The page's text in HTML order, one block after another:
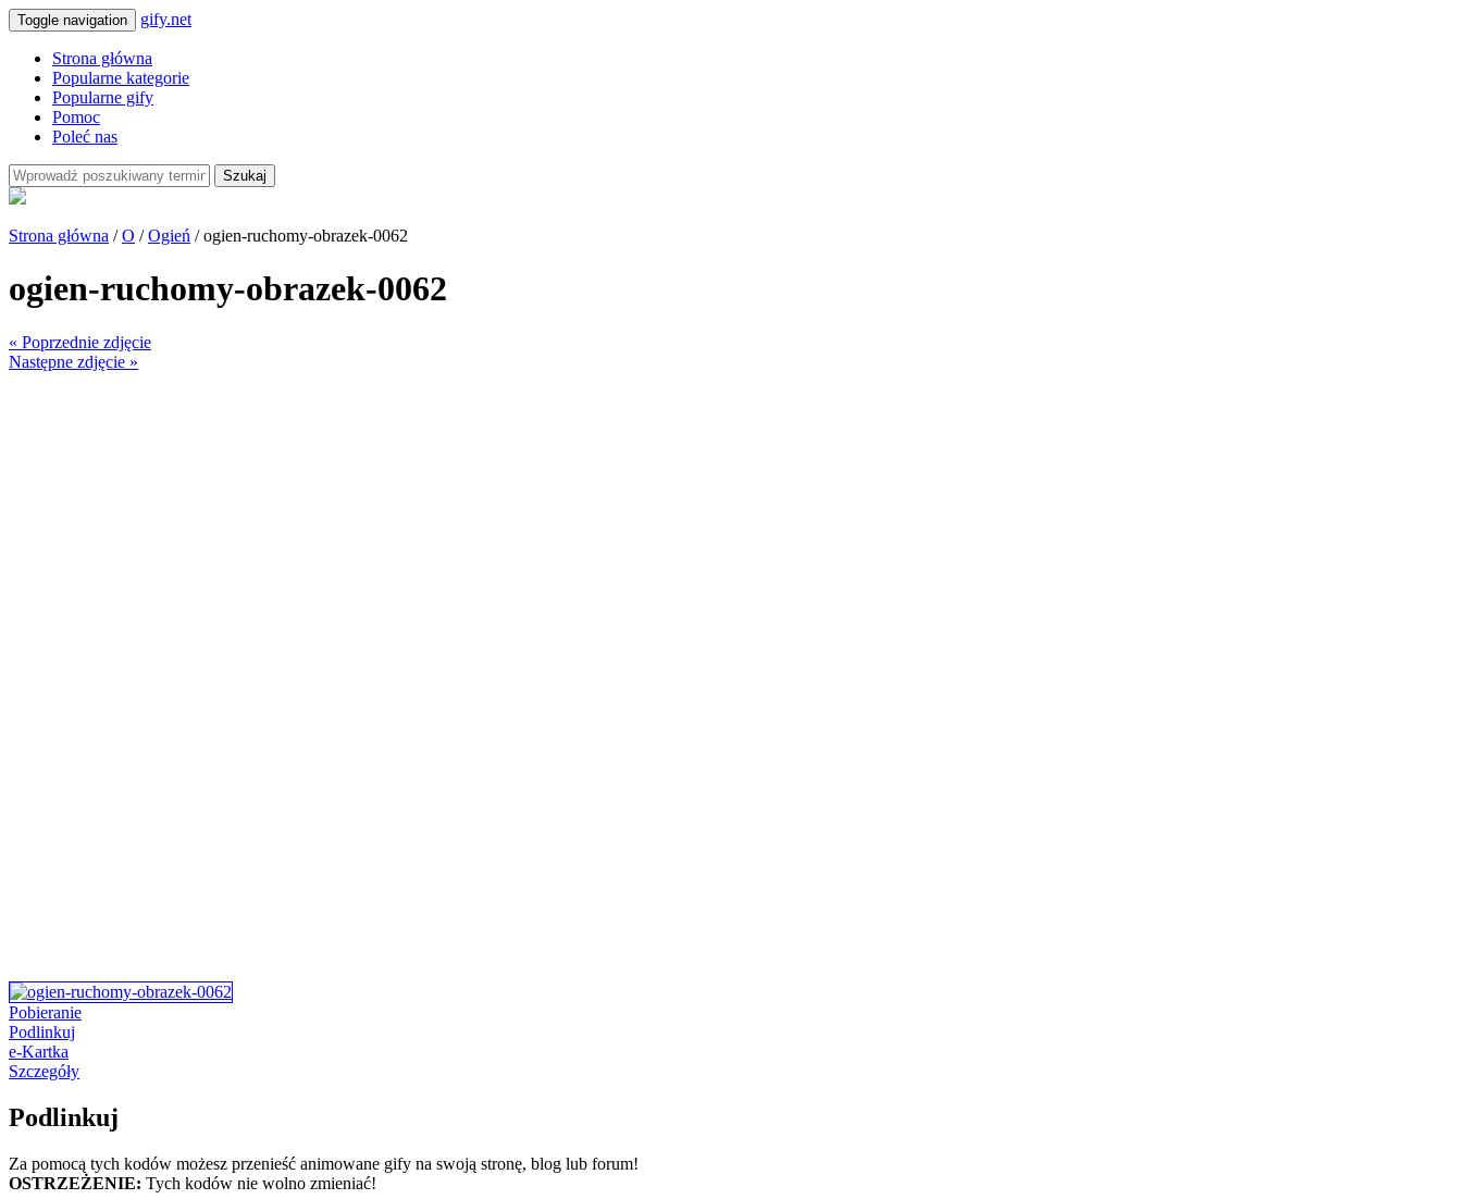
Toggle navigation gify.net
Strona główna
Popularne kategorie
Popularne gify
Pomoc
Poleć nas
Szukaj
Strona główna /O /Ogień / ogien-ruchomy-obrazek-0062
ogien-ruchomy-obrazek-0062
« Poprzednie zdjęcie
Następne zdjęcie »
Pobieranie
Podlinkuj
e-Kartka
Szczegóły
Podlinkuj
Za pomocą tych kodów możesz przenieść animowane gify na swoją stronę, blog lub forum!
OSTRZEŻENIE: Tych kodów nie wolno zmieniać!